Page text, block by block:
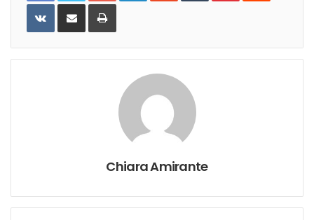
VKontakteShare
Email
Print
Chiara Amirante